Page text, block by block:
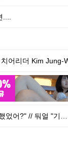
어리더 Kim Jung-
었어?" // 둬얼 "기…